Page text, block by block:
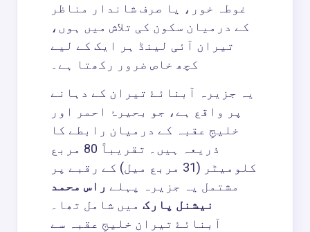
غوطہ خور، یا صرف شاندار مناظر
کے درمیان سکون کی تلاش میں ہوں،
تیران آئی لینڈ ہر ایک کے لیے
کچھ خاص ضرور رکھتا ہے۔
یہ جزیرہ آبنائۓ تیران کے دہانے
پر واقع ہے، جو بحیرۂ احمر اور
خلیجِ عقبہ کے درمیان رابطے کا
ذریعہ ہیں۔ تقریباً 80 مربع
کلومیٹر (31 مربع میل) کے رقبے پر
مشتمل یہ جزیرہ پہلے راس محمد
نیشنل پارک میں شامل تھا۔
آبنائۓ تیران خلیجِ عقبہ سے